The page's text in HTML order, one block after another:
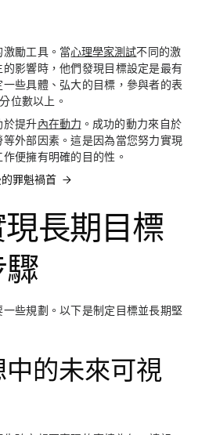
激勵工具。當心理學家測試不同的激
影響時，他們發現目標設定是最有
些具體、弘大的目標，參與者的表
位數以上。
於提升內在動力 。成功的動力來自於
外部因素。這是因為當您努力實現
便擁有明確的目的性。
罪魁禍首
長期目標
驟
些規劃。以下是制定目標並長期堅
中的未來可視